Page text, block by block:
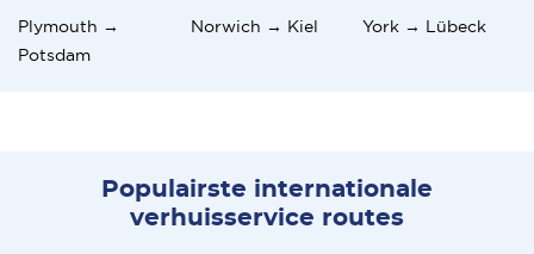
Plymouth →
Potsdam
Norwich → Kiel York → Lübeck
Populairste internationale
verhuisservice routes